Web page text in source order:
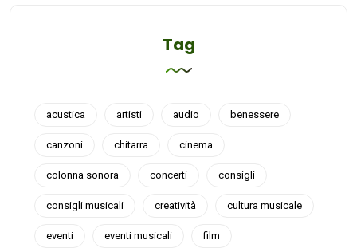
Tag
acustica artisti audio benessere
canzoni chitarra cinema
colonna sonora concerti consigli
consigli musicali creatività cultura musicale
eventi eventi musicali film